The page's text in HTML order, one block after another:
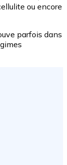
ou encore
parfois dans